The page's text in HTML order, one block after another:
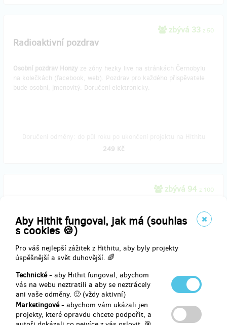
Aby Hithit fungoval, jak má (souhlas
s cookies 🍪)
Pro váš nejlepší zážitek z Hithitu, aby byly projekty
úspěšnější a svět duhovější. 🌈
Technické- aby Hithit fungoval, abychom
vás na webu neztratili a aby se neztrácely
ani vaše odměny. 🙂 (vždy aktivní)
Marketingové- abychom vám ukázali jen
projekty, které opravdu chcete podpořit, a
zbývá 33 z 50
Radioaktivní pozdrav
Osobní pozdrav Honzy ze zóny hezky live na stránkách Černobylu
na kolečkách (facebook, web). Pozdrav pro každého přispěvatele
bude osobní, jmenovitý. Doručení elektronicky.
249 Kč
zbývá 94 z 100
Získejte originální ručně vyráběný sešit z chráněné dílny
Lemniskáta, která letos slaví 10 let. Sešit má rozměry 14,5 x 14,5
cm, je se zaoblenými rohy a na deskách najdete zdobení
radioaktivního znaku technikou, které se říká "ťupání". Celý sešit je
svůj palec. Podepsat se žel už nezvládne. K vyzvednutí osobně v
Praze nebo doručení poštou. Poštovné v ceně.